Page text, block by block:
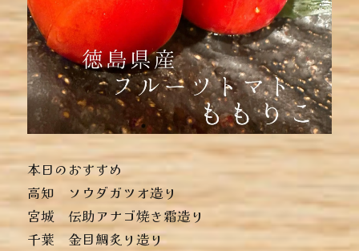
本日のおすすめ
︎高知 ソウダガツオ造り
︎宮城 伝助アナゴ焼き霜造り
︎千葉 金目鯛炙り造り